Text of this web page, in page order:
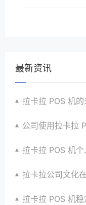
最新资讯
拉卡拉 POS 机
公司使用拉卡拉
拉卡拉 POS 机
拉卡拉公司文化
拉卡拉 POS 机